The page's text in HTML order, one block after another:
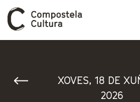
XOVES, 18 DE
2026